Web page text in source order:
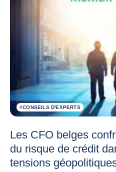
#CONSEILS D'EXPERTS
Les CFO belges
du risque de crédit
tensions